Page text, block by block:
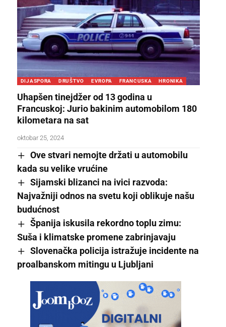
DIJASPORA DRUŠTVO EVROPA FRANCUSKA HRONIKA
Uhapšen tinejdžer od 13 godina u
Francuskoj: Jurio bakinim automobilom 180
kilometara na sat
oktobar 25, 2024
Ove stvari nemojte držati u automobilu
kada su velike vrućine
Sijamski blizanci na ivici razvoda:
Najvažniji odnos na svetu koji oblikuje našu
budućnost
Španija iskusila rekordno toplu zimu:
Suša i klimatske promene zabrinjavaju
Slovenačka policija istražuje incidente na
proalbanskom mitingu u Ljubljani